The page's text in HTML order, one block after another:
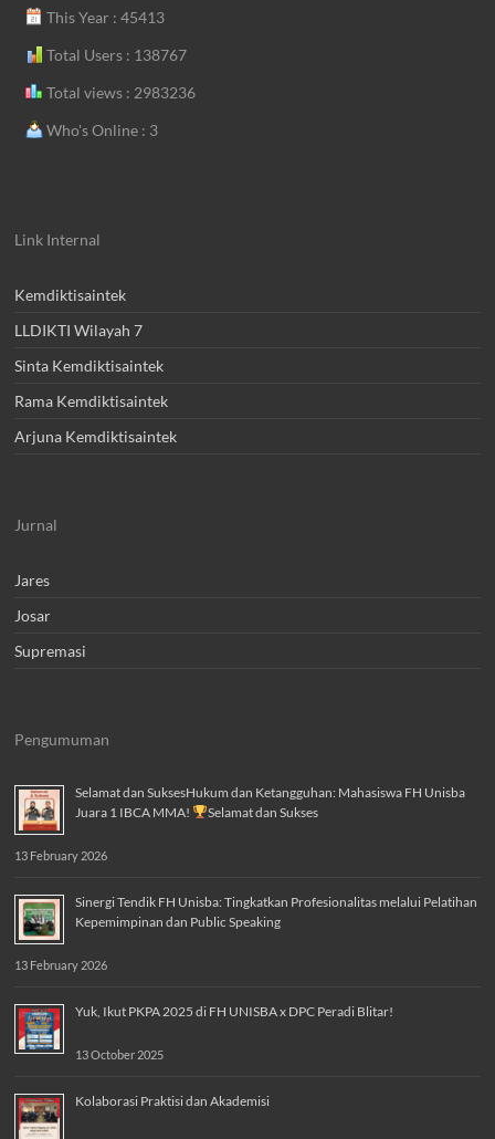
This Year : 45413
Total Users : 138767
Total views : 2983236
Who's Online : 3
Link Internal
Kemdiktisaintek
LLDIKTI Wilayah 7
Sinta Kemdiktisaintek
Rama Kemdiktisaintek
Arjuna Kemdiktisaintek
Jurnal
Jares
Josar
Supremasi
Pengumuman
Selamat dan SuksesHukum dan Ketangguhan: Mahasiswa FH Unisba
Juara 1 IBCA MMA!
Selamat dan Sukses
13 February 2026
Sinergi Tendik FH Unisba: Tingkatkan Profesionalitas melalui Pelatihan
Kepemimpinan dan Public Speaking
13 February 2026
Yuk, Ikut PKPA 2025 di FH UNISBA x DPC Peradi Blitar!
13 October 2025
Kolaborasi Praktisi dan Akademisi